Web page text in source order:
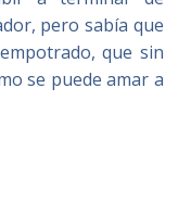
pero sabía que
que sin
se puede amar a